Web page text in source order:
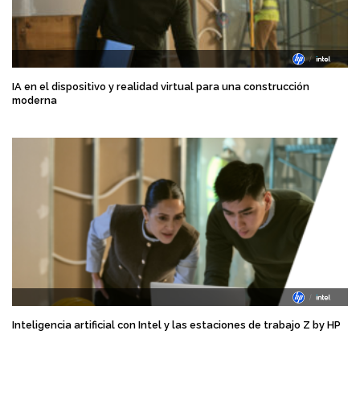
IA en el dispositivo y realidad virtual para una construcción
moderna
Inteligencia artificial con Intel y las estaciones de trabajo Z by HP